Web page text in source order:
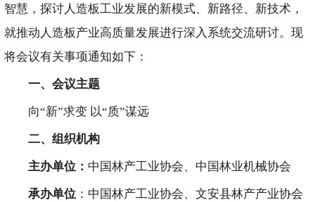
智慧，探讨人造板工业发展的新模式、新路径、新技术，
就推动人造板产业高质量发展进行深入系统交流研讨。现
将会议有关事项通知如下：
一、会议主题
向“新”求变 以“质”谋远
二、组织机构
主办单位： 中国林产工业协会、中国林业机械协会
承办单位 ：中国林产工业协会、文安县林产产业协会